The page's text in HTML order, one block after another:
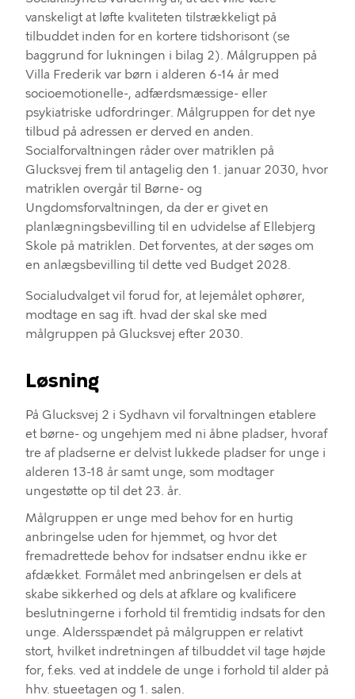
vanskeligt at løfte kvaliteten tilstrækkeligt på
tilbuddet inden for en kortere tidshorisont (se
baggrund for lukningen i bilag 2). Målgruppen på
Villa Frederik var børn i alderen 6-14 år med
socioemotionelle-, adfærdsmæssige- eller
psykiatriske udfordringer. Målgruppen for det nye
tilbud på adressen er derved en anden.
Socialforvaltningen råder over matriklen på
Glucksvej frem til antagelig den 1. januar 2030, hvor
matriklen overgår til Børne- og
Ungdomsforvaltningen, da der er givet en
planlægningsbevilling til en udvidelse af Ellebjerg
Skole på matriklen. Det forventes, at der søges om
en anlægsbevilling til dette ved Budget 2028.
Socialudvalget vil forud for, at lejemålet ophører,
modtage en sag ift. hvad der skal ske med
målgruppen på Glucksvej efter 2030.
Løsning
På Glucksvej 2 i Sydhavn vil forvaltningen etablere
et børne- og ungehjem med ni åbne pladser, hvoraf
tre af pladserne er delvist lukkede pladser for unge i
alderen 13-18 år samt unge, som modtager
ungestøtte op til det 23. år.
Målgruppen er unge med behov for en hurtig
anbringelse uden for hjemmet, og hvor det
fremadrettede behov for indsatser endnu ikke er
afdækket. Formålet med anbringelsen er dels at
skabe sikkerhed og dels at afklare og kvalificere
beslutningerne i forhold til fremtidig indsats for den
unge Aldersspændet på målgruppen er relativt
stort, hvilket indretningen af tilbuddet vil tage højde
for, f.eks. ved at inddele de unge i forhold til alder på
hhv. stueetagen og 1. salen.